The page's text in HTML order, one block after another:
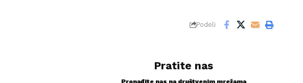
Podeli
Pratite nas
Pronađite nas na društvenim mrežama